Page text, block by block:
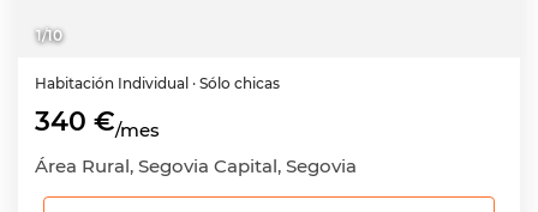
1/10
Habitación Individual · Sólo chicas
340 €/mes
Área Rural, Segovia Capital, Segovia